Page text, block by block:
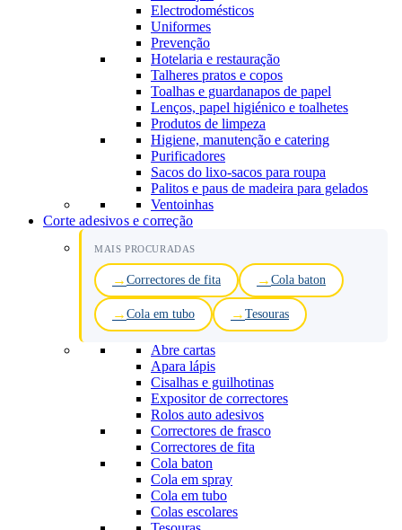
Electrodomésticos
Uniformes
Prevenção
Hotelaria e restauração
Talheres pratos e copos
Toalhas e guardanapos de papel
Lenços, papel higiénico e toalhetes
Produtos de limpeza
Higiene, manutenção e catering
Purificadores
Sacos do lixo-sacos para roupa
Palitos e paus de madeira para gelados
Ventoinhas
Corte adesivos e correção
MAIS PROCURADAS
Correctores de fita Cola baton
Cola em tubo Tesouras
Abre cartas
Apara lápis
Cisalhas e guilhotinas
Expositor de correctores
Rolos auto adesivos
Correctores de frasco
Correctores de fita
Cola baton
Cola em spray
Cola em tubo
Colas escolares